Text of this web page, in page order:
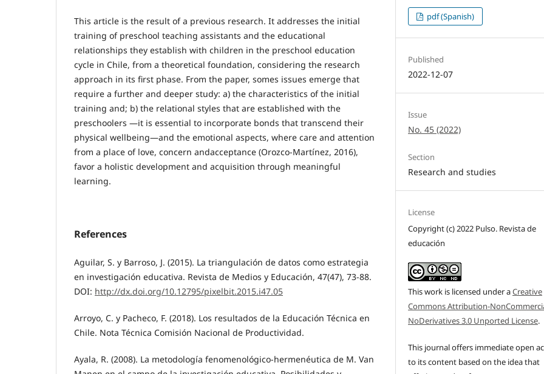
This article is the result of a previous research. It addresses the initial
training of preschool teaching assistants and the educational
relationships they establish with children in the preschool education
cycle in Chile, from a theoretical foundation, considering the research
approach in its first phase. From the paper, somes issues emerge that
require a further and deeper study: a) the characteristics of the initial
training and; b) the relational styles that are established with the
preschoolers —it is essential to incorporate bonds that transcend their
physical wellbeing—and the emotional aspects, where care and attention
from a place of love, concern andacceptance (Orozco-Martínez, 2016),
favor a holistic development and acquisition through meaningful
learning.
References
Aguilar, S. y Barroso, J. (2015). La triangulación de datos como estrategia
en investigación educativa. Revista de Medios y Educación, 47(47), 73-88.
DOI: http://dx.doi.org/10.12795/pixelbit.2015.i47.05
Arroyo, C. y Pacheco, F. (2018). Los resultados de la Educación Técnica en
Chile. Nota Técnica Comisión Nacional de Productividad.
Ayala, R. (2008). La metodología fenomenológico-hermenéutica de M. Van
pdf (Spanish)
Published
2022-12-07
Issue
No. 45 (2022)
Section
Research and studies
License
Copyright (c) 2022 Pulso. Revista de
educación
This work is licensed under aCreative
Commons Attribution-
NoDerivatives 3.0 Unported License.
This journal offers immediate open
to its content based on the idea that